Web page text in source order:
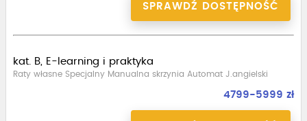
SPRAWDŹ DOSTĘPNOŚĆ
kat. B, E-learning i praktyka
Raty własne Specjalny Manualna skrzynia Automat J.angielski
4799-5999 zł